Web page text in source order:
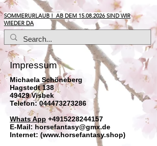
​SOMMERURLAUB ! AB DEM 15.08.2026 SIND WIR
WIEDER DA
Impressum
Michaela Schöneberg
Hagstedt 138
49429 Visbek
Telefon: 044473273286
Whats App +4915228244157
E-Mail: horsefantasy@gmx.de
Internet: (www.horsefantasy.shop)